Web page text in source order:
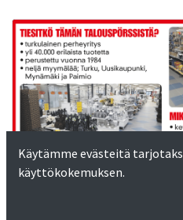
Käytämme evästeitä
käyttökokemuksen.